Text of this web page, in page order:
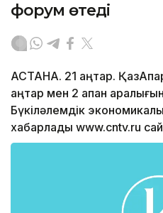
форум өтеді
АСТАНА. 21 қаңтар.
қаңтар мен 2 ақпан
Бүкіләлемдік
хабарлады www.cntv.ru